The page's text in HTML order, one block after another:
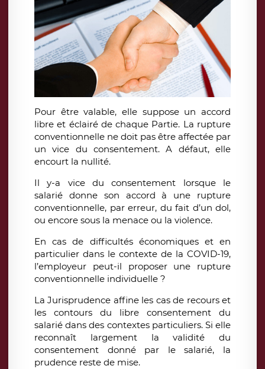
Pour être valable, elle suppose un accord
libre et éclairé de chaque Partie. La rupture
conventionnelle ne doit pas être affectée par
un vice du consentement. A défaut, elle
encourt la nullité.
Il y-a vice du consentement lorsque le
salarié donne son accord à une rupture
conventionnelle, par erreur, du fait d’un dol,
ou encore sous la menace ou la violence.
En cas de difficultés économiques et en
particulier dans le contexte de la COVID-19,
l’employeur peut-il proposer une rupture
conventionnelle individuelle ?
La Jurisprudence affine les cas de recours et
les contours du libre consentement du
salarié dans des contextes particuliers. Si elle
reconnaît largement la validité du
consentement donné par le salarié, la
prudence reste de mise.